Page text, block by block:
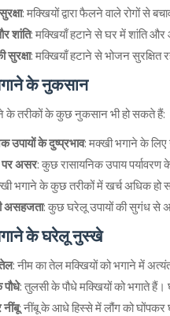
: मक्खियों द्वारा फैलने वाले रोगों से
शांति: मक्खियाँ हटाने से घर में शांति और
सुरक्षा: मक्खियाँ हटाने से भोजन सुरक्षित
के नुकसान
के तरीकों के कुछ नुकसान भी हो सकते हैं:
उपायों के दुष्प्रभाव: मक्खी भगाने के लिए
पर असर: कुछ रासायनिक उपाय पर्यावरण
भगाने के कुछ तरीकों में खर्च अधिक हो
असहजता: कुछ घरेलू उपायों की सुगंध से
के घरेलू नुस्खे
: नीम का तेल मक्खियों को भगाने में
: तुलसी के पौधे मक्खियों को भगाते
: नींबू के आधे हिस्से में लौंग को